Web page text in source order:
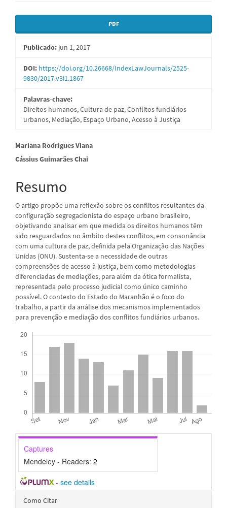
Barra
lateral
de
artigos
PDF
Publicado: jun 1, 2017
DOI: https://doi.org/10.26668/IndexLawJournals/2525-
9830/2017.v3i1.1867
Palavras-chave:
Direitos humanos, Cultura de paz, Conflitos fundiários
urbanos, Mediação, Espaço Urbano, Acesso à Justiça
Conteúdo
do
artigo
principal
Mariana Rodrigues Viana
Cássius Guimarães Chai
Resumo
O artigo propõe uma reflexão sobre os conflitos resultantes da
configuração segregacionista do espaço urbano brasileiro,
objetivando analisar em que medida os direitos humanos têm
sido resguardados no âmbito destes conflitos, em consonância
com uma cultura de paz, definida pela Organização das Nações
Unidas (ONU). Sustenta-se a necessidade de outras
compreensões de acesso à justiça, bem como metodologias
diferenciadas de mediações, para além da ótica formalista,
representada pelo processo judicial como único caminho
possível. O contexto do Estado do Maranhão é o foco do
trabalho, a partir da análise dos mecanismos implementados
para prevenção e mediação dos conflitos fundiários urbanos.
Captures
Mendeley - Readers: 2
- see details
Detalhes
Como Citar